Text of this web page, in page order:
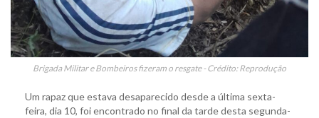
Brigada Militar e Bombeiros fizeram o resgate - Crédito: Reprodução
Um rapaz que estava desaparecido desde a última sexta-
feira, dia 10, foi encontrado no final da tarde desta segunda-